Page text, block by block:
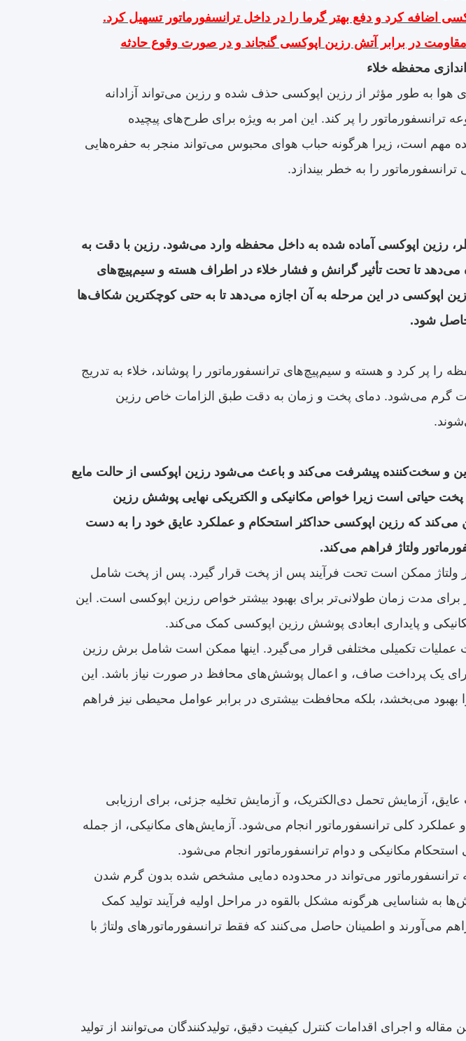
اضافه کرد و دفع بهتر گرما را در داخل ترانسفورماتور تسهیل کرد.
در برابر آتش رزین اپوکسی گنجاند و در صورت وقوع حادثه
محفظه خلاء
به طور مؤثر از رزین اپوکسی حذف شده و رزین می‌تواند آزادانه
را پر کند. این امر به ویژه برای طرح‌های پیچیده
مهم است، زیرا هرگونه حباب هوای محبوس می‌تواند منجر به حفره‌هایی
را به خطر بیندازد.
رزین اپوکسی آماده شده به داخل محفظه وارد می‌شود. رزین با دقت به
تا تحت تأثیر گرانش و فشار خلاء در اطراف هسته و سیم‌پیچ‌های
رزین اپوکسی در این مرحله به آن اجازه می‌دهد تا به حتی کوچکترین شکاف‌ها
شود.
پر کرد و هسته و سیم‌پیچ‌های ترانسفورماتور را پوشاند، خلاء به تدریج
گرم می‌شود. دمای پخت و زمان به دقت طبق الزامات خاص رزین
و سخت‌کننده پیشرفت می‌کند و باعث می‌شود رزین اپوکسی از حالت مایع
حیاتی است زیرا خواص مکانیکی و الکتریکی نهایی پوشش رزین
که رزین اپوکسی حداکثر استحکام و عملکرد عایق خود را به دست
ولتاژ فراهم می‌کند.
ولتاژ ممکن است تحت فرآیند پس از پخت قرار گیرد. پس از پخت شامل
برای مدت زمان طولانی‌تر برای بهبود بیشتر خواص رزین اپوکسی است. این
و پایداری ابعادی پوشش رزین اپوکسی کمک می‌کند.
عملیات تکمیلی مختلفی قرار می‌گیرد. اینها ممکن است شامل برش رزین
یک پرداخت صاف، و اعمال پوشش‌های محافظ در صورت نیاز باشد. این
را بهبود می‌بخشد، بلکه محافظت بیشتری در برابر عوامل محیطی نیز فراهم
آزمایش تحمل دی‌الکتریک، و آزمایش تخلیه جزئی، برای ارزیابی
کلی ترانسفورماتور انجام می‌شود. آزمایش‌های مکانیکی، از جمله
مکانیکی و دوام ترانسفورماتور انجام می‌شود.
ترانسفورماتور می‌تواند در محدوده دمایی مشخص شده بدون گرم شدن
به شناسایی هرگونه مشکل بالقوه در مراحل اولیه فرآیند تولید کمک
می‌آورند و اطمینان حاصل می‌کنند که فقط ترانسفورماتورهای ولتاژ با
و اجرای اقدامات کنترل کیفیت دقیق، تولیدکنندگان می‌توانند از تولید